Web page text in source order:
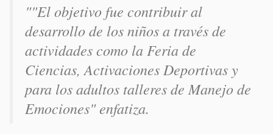
""El objetivo fue contribuir al
desarrollo de los niños a través de
actividades como la Feria de
Ciencias, Activaciones Deportivas y
para los adultos talleres de Manejo de
Emociones"enfatiza.